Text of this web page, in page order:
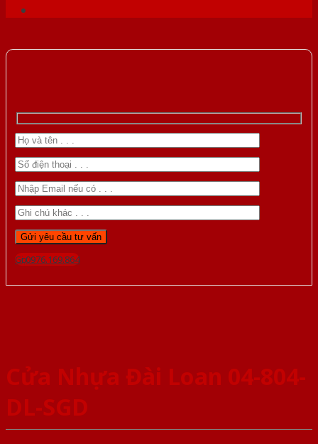
Gọi 0976.169.864
Cửa Nhựa Đài Loan 04-804-
DL-SGD